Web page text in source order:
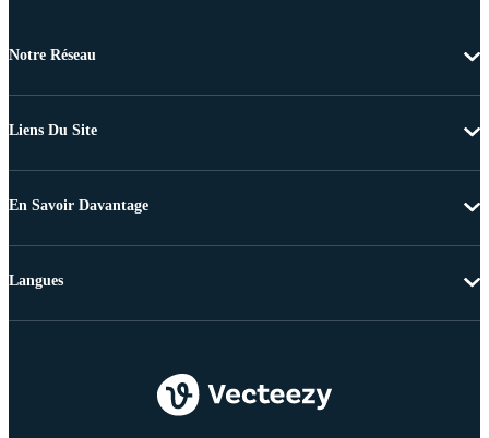
Notre Réseau
Liens Du Site
En Savoir Davantage
Langues